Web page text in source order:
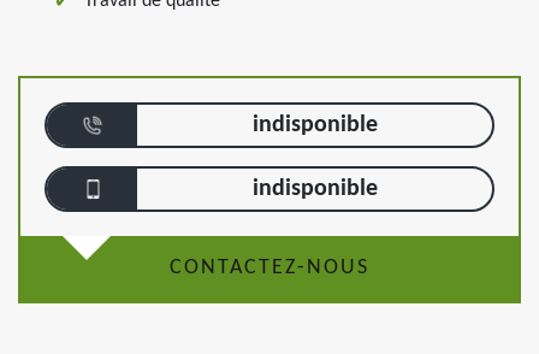
indisponible
indisponible
CONTACTEZ-NOUS